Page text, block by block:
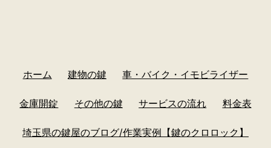
ホーム 建物の鍵 車・バイク・イモビライザー
金庫開錠 その他の鍵 サービスの流れ 料金表
埼玉県の鍵屋のブログ/作業実例【鍵のクロロック】